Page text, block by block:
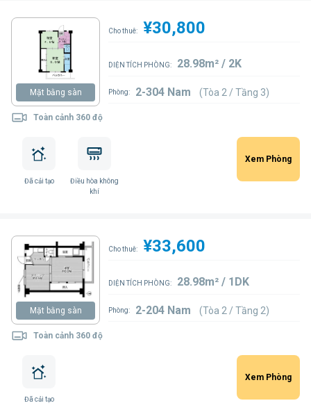
Mặt bằng sàn
Toàn cảnh 360 độ
Cho thuê: ¥30,800
DIỆN TÍCH PHÒNG: 28.98m² / 2K
Phòng: 2-304 Nam (Tòa 2 / Tầng 3)
Đã cải tạo
Điều hòa không
khí
Xem Phòng
Mặt bằng sàn
Toàn cảnh 360 độ
Cho thuê: ¥33,600
DIỆN TÍCH PHÒNG: 28.98m² / 1DK
Phòng: 2-204 Nam (Tòa 2 / Tầng 2)
Đã cải tạo
Xem Phòng